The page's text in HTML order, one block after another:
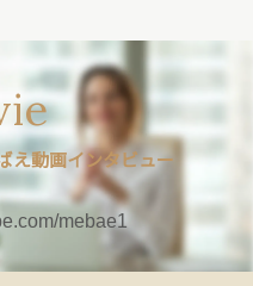
動画インタビュー
mebae1